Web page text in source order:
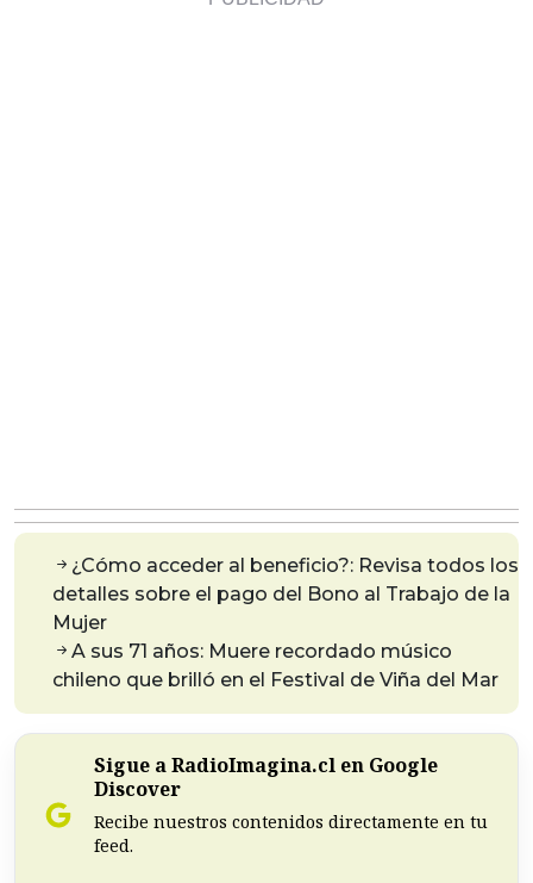
¿Cómo acceder al beneficio?: Revisa todos los
detalles sobre el pago del Bono al Trabajo de la
Mujer
A sus 71 años: Muere recordado músico
chileno que brilló en el Festival de Viña del Mar
Sigue a RadioImagina.cl en Google
Discover
Recibe nuestros contenidos directamente en tu
feed.